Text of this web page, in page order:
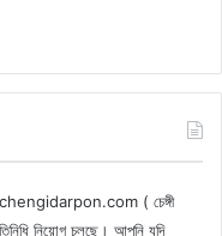
( চেঙ্গী
নিয়োগ চলছে। আপনি যদি